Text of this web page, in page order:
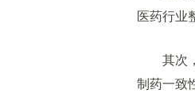
医药行业
其次，
制药一致